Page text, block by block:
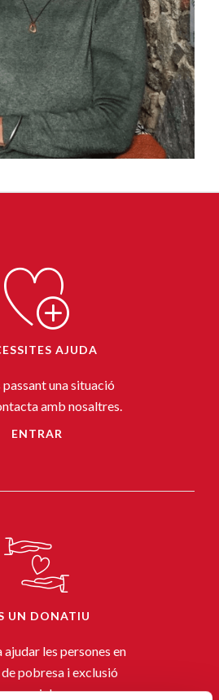
AJUDA
passant una situació
amb nosaltres.
ENTRAR
UN DONATIU
ajudar les persones en
pobresa i exclusió
social.